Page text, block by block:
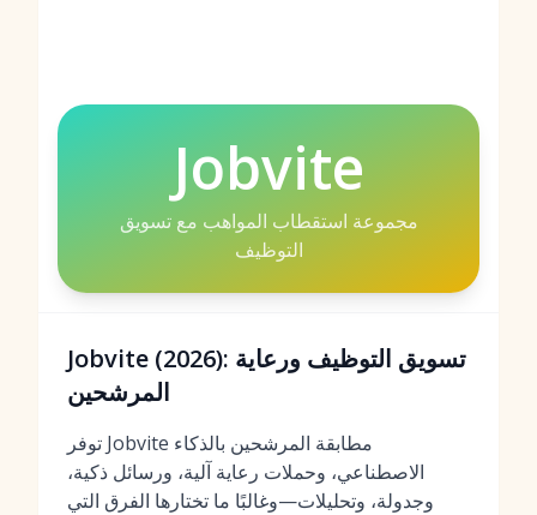
Jobvite
مجموعة استقطاب المواهب مع تسويق
التوظيف
Jobvite (2026): تسويق التوظيف ورعاية
المرشحين
توفر Jobvite مطابقة المرشحين بالذكاء
الاصطناعي، وحملات رعاية آلية، ورسائل ذكية،
وجدولة، وتحليلات—وغالبًا ما تختارها الفرق التي